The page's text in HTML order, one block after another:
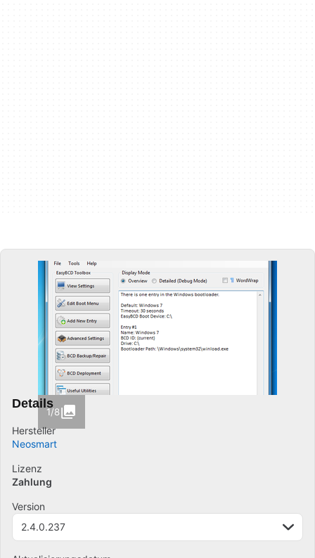
1/8
Details
Hersteller
Neosmart
Lizenz
Zahlung
Version
2.4.0.237